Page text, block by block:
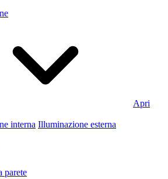
Apri
interna Illuminazione esterna
parete